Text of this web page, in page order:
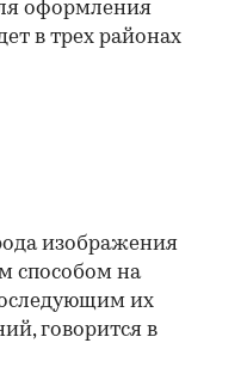
оформления
в трех районах
изображения
способом на
их
говорится в